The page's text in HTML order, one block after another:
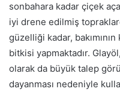
sonbahara kadar çiçek
iyi drene edilmiş
güzelliği kadar,
bitkisi yapmaktadır.
olarak da büyük talep
dayanması nedeniyle